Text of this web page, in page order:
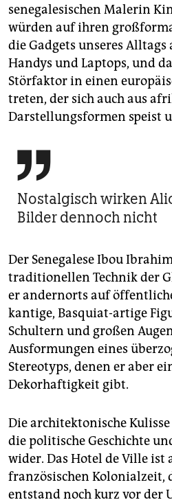
senegalesischen Malerin
würden auf ihren
die Gadgets unseres
Handys und Laptops, und
Störfaktor in einen
treten, der sich auch aus
Darstellungsformen speist

Nostalgisch wirken
Bilder dennoch nicht
Der Senegalese Ibou
traditionellen Technik der
er andernorts auf
kantige, Basquiat-artige
Schultern und großen
Ausformungen eines
Stereotyps, denen er aber
Dekorhaftigkeit gibt.
Die architektonische
die politische Geschichte
wider. Das Hotel de Ville ist
französischen Kolonialzeit,
entstand noch kurz vor der